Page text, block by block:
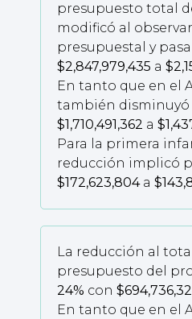
presupuesto total
modificó al
presupuestal y
$2,847,979,435 a
En tanto que en el
también disminuyó
$1,710,491,362 a
Para la primera
reducción implicó
$172,623,804a
La reducción al
presupuesto del
24% con
En tanto que en el